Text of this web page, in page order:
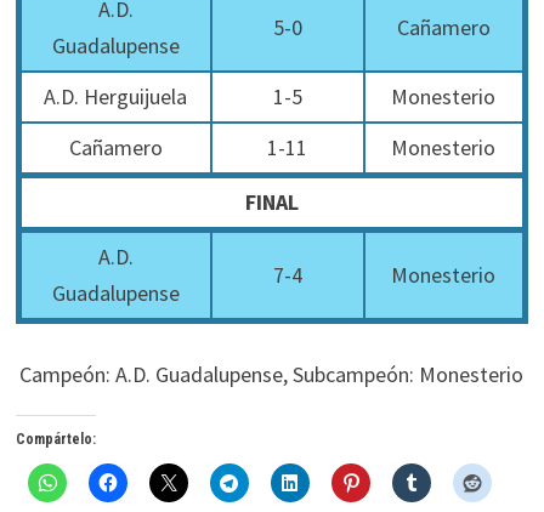
A.D.
Guadalupense
5-0 Cañamero
A.D. Herguijuela 1-5
Monesterio
Cañamero
1-11
Monesterio
FINAL
A.D.
Guadalupense
7-4 Monesterio
Campeón: A.D. Guadalupense, Subcampeón: Monesterio
Compártelo: